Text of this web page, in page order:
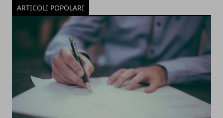
ARTICOLI POPOLARI